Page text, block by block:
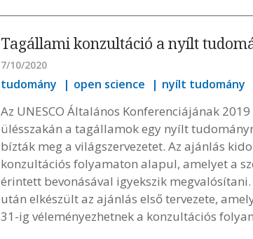
Tagállami konzultáció a nyílt
7/10/2020
tudomány open science nyílt tudomány
Az UNESCO Általános Konferenciájának
ülésszakán a tagállamok egy nyílt
bízták meg a világszervezetet. Az ajánlás
konzultációs folyamaton alapul, amelyet a
érintett bevonásával igyekszik
után elkészült az ajánlás első tervezete,
31-ig véleményezhetnek a konzultációs